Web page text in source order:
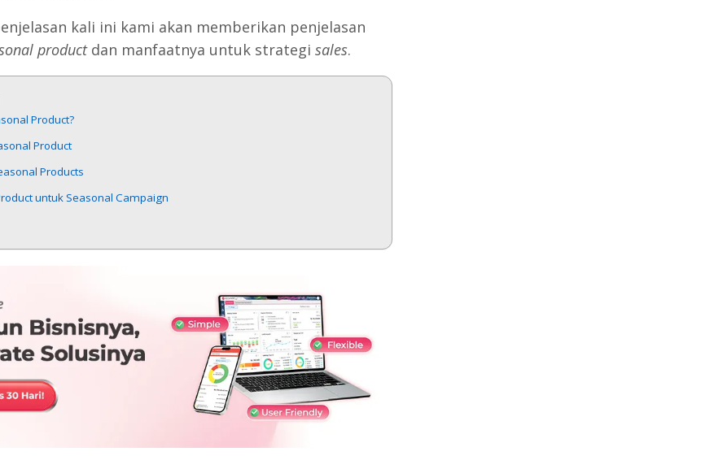
kali ini kami akan memberikan penjelasan
productdan manfaatnya untuk strategi sales.
Product?
Product
Products
untuk Seasonal Campaign